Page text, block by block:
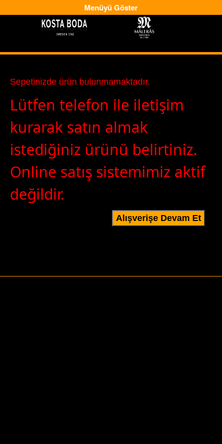
Menüyü Göster
Sepetinizde ürün bulunmamaktadır.
Lütfen telefon ile iletişim
kurarak satın almak
istediğiniz ürünü belirtiniz.
Online satış sistemimiz aktif
değildir.